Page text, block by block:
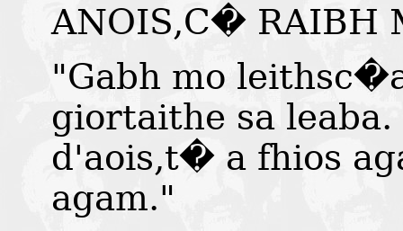
ANOIS,C� RAIBH
"Gabh mo
giortaithe sa
d'aois,t� a fhios
agam."